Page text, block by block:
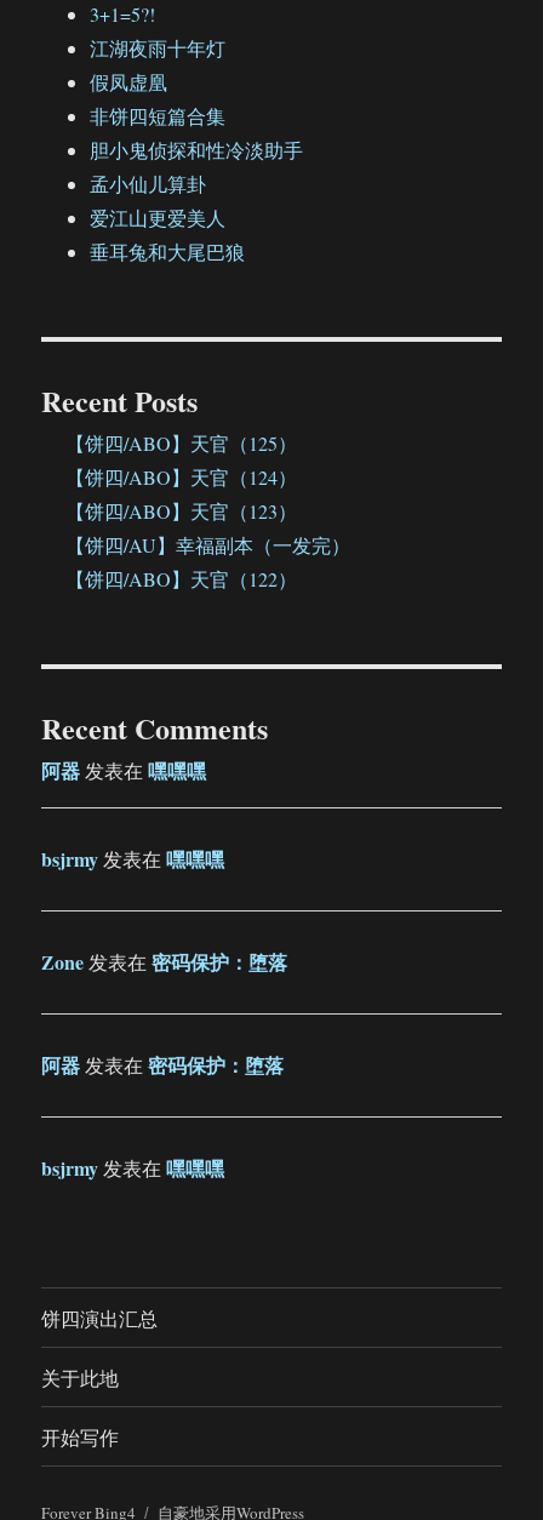
3+1=5?!
江湖夜雨十年灯
假凤虚凰
非饼四短篇合集
胆小鬼侦探和性冷淡助手
孟小仙儿算卦
爱江山更爱美人
垂耳兔和大尾巴狼
Recent Posts
【饼四/ABO】天官（125）
【饼四/ABO】天官（124）
【饼四/ABO】天官（123）
【饼四/AU】幸福副本（一发完）
【饼四/ABO】天官（122）
Recent Comments
阿器发表在嘿嘿嘿
bsjrmy发表在嘿嘿嘿
Zone发表在密码保护：堕落
阿器发表在密码保护：堕落
bsjrmy发表在嘿嘿嘿
饼四演出汇总
关于此地
开始写作
Forever Bing4 自豪地采用WordPress